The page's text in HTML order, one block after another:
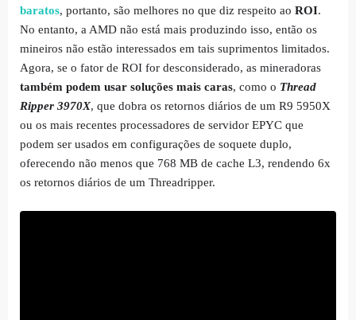
baratos, portanto, são melhores no que diz respeito ao ROI.
No entanto, a AMD não está mais produzindo isso, então os
mineiros não estão interessados ​​em tais suprimentos limitados.
Agora, se o fator de ROI for desconsiderado, as mineradoras
também podem usar soluções mais caras, como o Thread
Ripper 3970X, que dobra os retornos diários de um R9 5950X
ou os mais recentes processadores de servidor EPYC que
podem ser usados ​​em configurações de soquete duplo,
oferecendo não menos que 768 MB de cache L3, rendendo 6x
os retornos diários de um Threadripper.